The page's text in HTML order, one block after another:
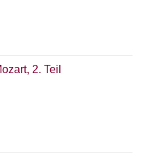
2. Teil